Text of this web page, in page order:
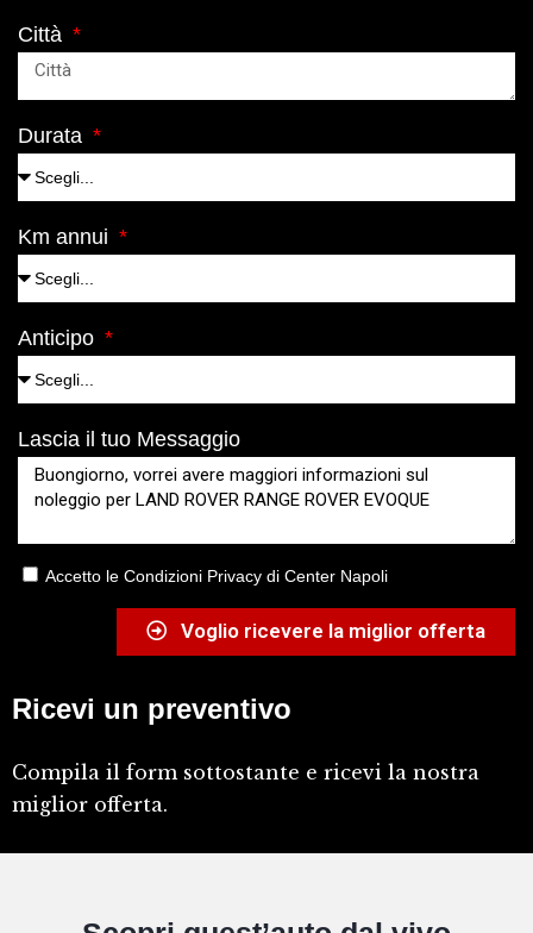
Città
Durata
Km annui
Anticipo
Lascia il tuo Messaggio
Accetto le Condizioni Privacy di Center Napoli
Voglio ricevere la miglior offerta
Ricevi un preventivo
Compila il form sottostante e ricevi la nostra
miglior offerta.